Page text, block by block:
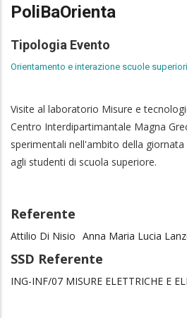
PoliBaOrienta
Tipologia Evento
Orientamento e interazione scuole superiori
Visite al laboratorio Misure e
Centro Interdipartimantale Magna
sperimentali nell'ambito della
agli studenti di scuola superiore.
Referente
Attilio Di Nisio Anna Maria Lucia
SSD Referente
ING-INF/07 MISURE ELETTRICHE E